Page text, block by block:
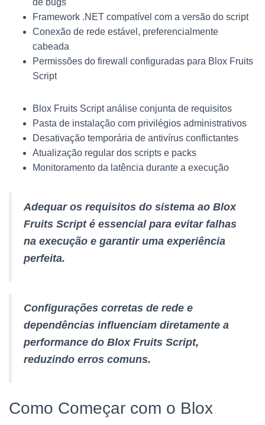
de bugs
Framework .NET compatível com a versão do script
Conexão de rede estável, preferencialmente
cabeada
Permissões do firewall configuradas para Blox Fruits
Script
Blox Fruits Script análise conjunta de requisitos
Pasta de instalação com privilégios administrativos
Desativação temporária de antivírus conflictantes
Atualização regular dos scripts e packs
Monitoramento da latência durante a execução
Adequar os requisitos do sistema ao Blox
Fruits Script é essencial para evitar falhas
na execução e garantir uma experiência
perfeita.
Configurações corretas de rede e
dependências influenciam diretamente a
performance do Blox Fruits Script,
reduzindo erros comuns.
Como Começar com o Blox